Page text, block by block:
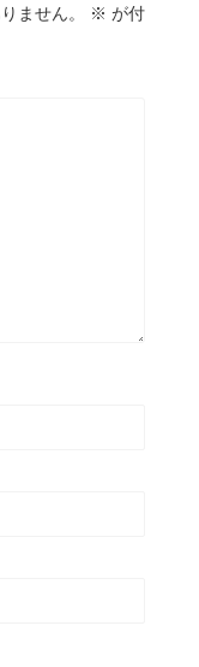
ません。 ※ が付